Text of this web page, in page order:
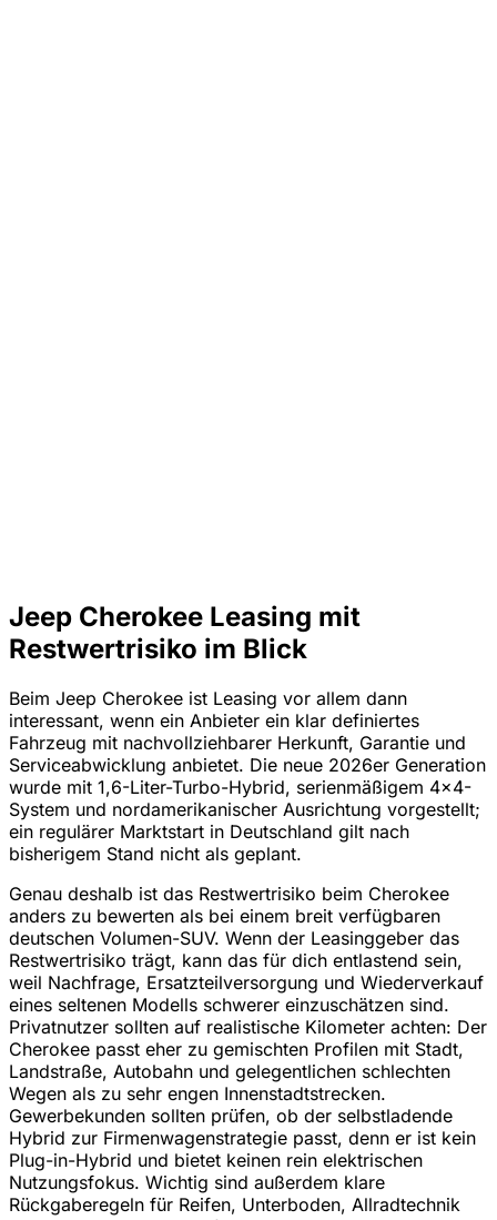
Jeep Cherokee Leasing mit
Restwertrisiko im Blick
Beim Jeep Cherokee ist Leasing vor allem dann
interessant, wenn ein Anbieter ein klar definiertes
Fahrzeug mit nachvollziehbarer Herkunft, Garantie und
Serviceabwicklung anbietet. Die neue 2026er Generation
wurde mit 1,6-Liter-Turbo-Hybrid, serienmäßigem 4x4-
System und nordamerikanischer Ausrichtung vorgestellt;
ein regulärer Marktstart in Deutschland gilt nach
bisherigem Stand nicht als geplant.
Genau deshalb ist das Restwertrisiko beim Cherokee
anders zu bewerten als bei einem breit verfügbaren
deutschen Volumen-SUV. Wenn der Leasinggeber das
Restwertrisiko trägt, kann das für dich entlastend sein,
weil Nachfrage, Ersatzteilversorgung und Wiederverkauf
eines seltenen Modells schwerer einzuschätzen sind.
Privatnutzer sollten auf realistische Kilometer achten: Der
Cherokee passt eher zu gemischten Profilen mit Stadt,
Landstraße, Autobahn und gelegentlichen schlechten
Wegen als zu sehr engen Innenstadtstrecken.
Gewerbekunden sollten prüfen, ob der selbstladende
Hybrid zur Firmenwagenstrategie passt, denn er ist kein
Plug-in-Hybrid und bietet keinen rein elektrischen
Nutzungsfokus. Wichtig sind außerdem klare
Rückgaberegeln für Reifen, Unterboden, Allradtechnik